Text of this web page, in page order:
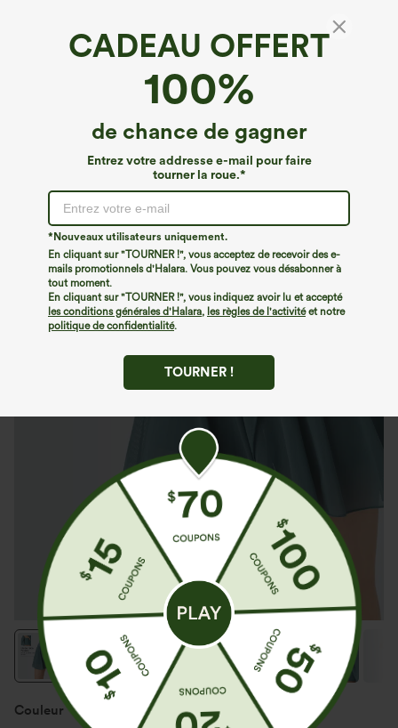
CADEAU OFFERT
100%
de chance de gagner
Entrez votre addresse e-mail pour faire
tourner la roue.*
*Nouveaux utilisateurs uniquement.
En cliquant sur "TOURNER !", vous acceptez de recevoir des e-
mails promotionnels d'Halara. Vous pouvez vous désabonner à
tout moment.
En cliquant sur "TOURNER !", vous indiquez avoir lu et accepté
les conditions générales d'Halara, les règles de l'activitéet notre
politique de confidentialité.
TOURNER !
Jupe courte évasée fluide et décontractée,
taille haute, cordon de serrage, mesh
contrastant, poche 2-en-1
€31,95 EUR
Couleur Mineral Blue